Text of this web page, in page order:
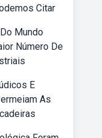
Citar
Mundo
Número De
E
As